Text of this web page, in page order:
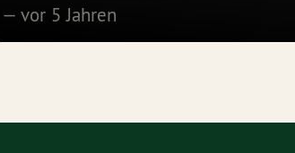
— vor 5 Jahren